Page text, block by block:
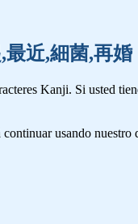
最近,細菌,再婚
Kanji. Si usted
continuar usando nuestro